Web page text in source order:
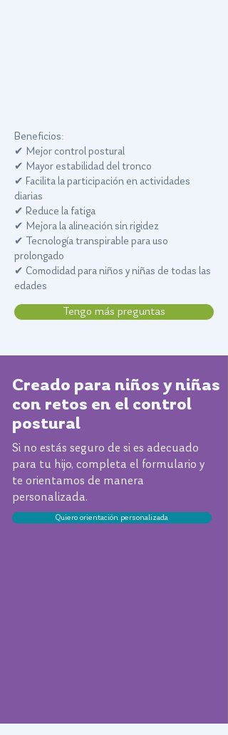
Beneficios:
✔ Mejor control postural
✔ Mayor estabilidad del tronco
✔ Facilita la participación en actividades
diarias
✔ Reduce la fatiga
✔ Mejora la alineación sin rigidez
✔ Tecnología transpirable para uso
prolongado
✔ Comodidad para niños y niñas de todas las
edades
Tengo más preguntas
Creado para niños y niñas
con retos en el control
postural
Si no estás seguro de si es adecuado
para tu hijo, completa el formulario y
te orientamos de manera
personalizada.
Quiero orientación personalizada